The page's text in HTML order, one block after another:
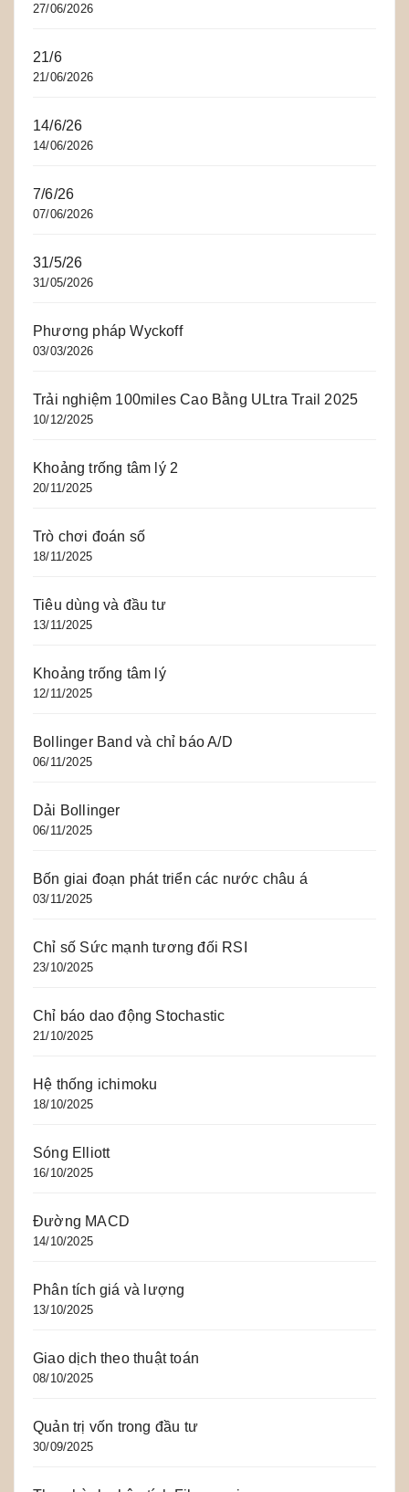
27/06/2026
21/6
21/06/2026
14/6/26
14/06/2026
7/6/26
07/06/2026
31/5/26
31/05/2026
Phương pháp Wyckoff
03/03/2026
Trải nghiệm 100miles Cao Bằng ULtra Trail 2025
10/12/2025
Khoảng trống tâm lý 2
20/11/2025
Trò chơi đoán số
18/11/2025
Tiêu dùng và đầu tư
13/11/2025
Khoảng trống tâm lý
12/11/2025
Bollinger Band và chỉ báo A/D
06/11/2025
Dải Bollinger
06/11/2025
Bốn giai đoạn phát triển các nước châu á
03/11/2025
Chỉ số Sức mạnh tương đối RSI
23/10/2025
Chỉ báo dao động Stochastic
21/10/2025
Hệ thống ichimoku
18/10/2025
Sóng Elliott
16/10/2025
Đường MACD
14/10/2025
Phân tích giá và lượng
13/10/2025
Giao dịch theo thuật toán
08/10/2025
Quản trị vốn trong đầu tư
30/09/2025